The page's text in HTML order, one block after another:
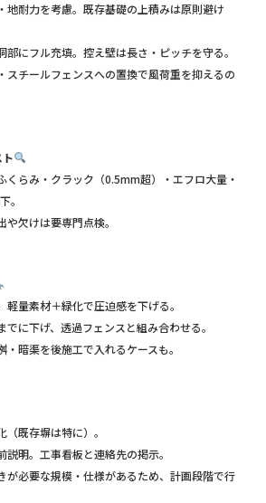
地耐力を考慮。既存基礎の上積みは原則避け
部にフル充填。控え壁は長さ・ピッチを守る。
スチールフェンスへの置換で風荷重を抑えるの
くらみ・クラック（0.5mm超）・エフロ大量・
。
欠けは要専門点検。
量素材＋緑化で圧迫感を下げる。
でに下げ、透過フェンスと組み合わせる。
・暗渠を後施工で入れるケースも。
既存塀は特に）。
説明。工事看板と連絡先の掲示。
が必要な規模・仕様があるため、計画段階で行